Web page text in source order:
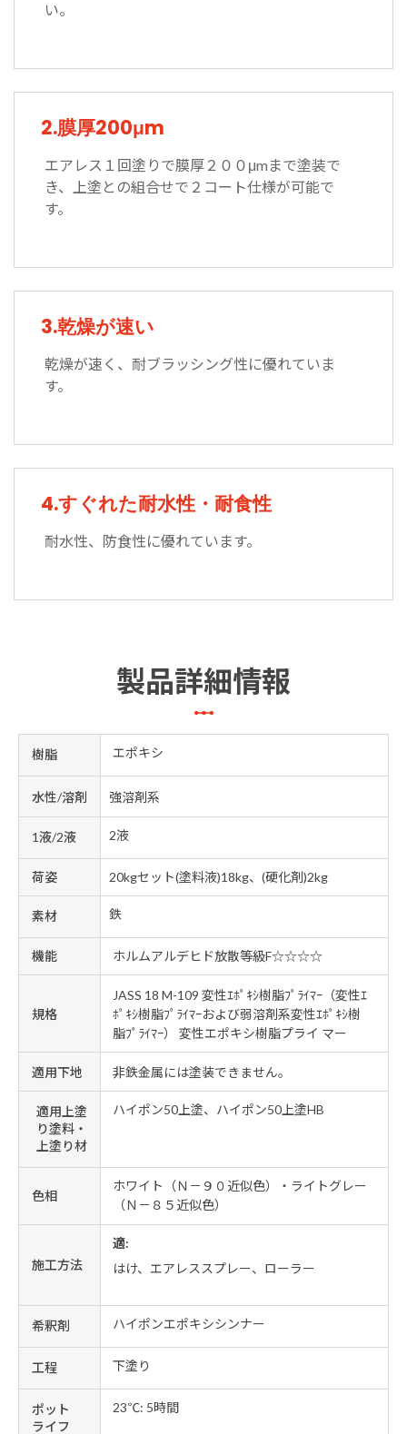
い。
2.膜厚200μm
エアレス１回塗りで膜厚２００μmまで塗装で
き、上塗との組合せで２コート仕様が可能で
す。
3.乾燥が速い
乾燥が速く、耐ブラッシング性に優れていま
す。
4.すぐれた耐水性・耐食性
耐水性、防食性に優れています。
製品詳細情報
樹脂 エポキシ
水性/溶剤 強溶剤系
1液/2液 2液
荷姿 20kgセット(塗料液)18kg、(硬化剤)2kg
素材 鉄
機能 ホルムアルデヒド放散等級F☆☆☆☆
規格
JASS 18 M-109 変性ｴﾎﾟｷｼ樹脂ﾌﾟﾗｲﾏｰ（変性ｴ
ﾎﾟｷｼ樹脂ﾌﾟﾗｲﾏｰおよび弱溶剤系変性ｴﾎﾟｷｼ樹
脂ﾌﾟﾗｲﾏｰ） 変性エポキシ樹脂プライ マー
適用下地 非鉄金属には塗装できません。
適用上塗
り塗料・
上塗り材
ハイポン50上塗、ハイポン50上塗HB
色相
ホワイト（Ｎ－９０近似色）・ライトグレー
（Ｎ－８５近似色）
施工方法
適:
はけ、エアレススプレー、ローラー
希釈剤 ハイポンエポキシシンナー
工程 下塗り
ポット
ライフ
23℃: 5時間